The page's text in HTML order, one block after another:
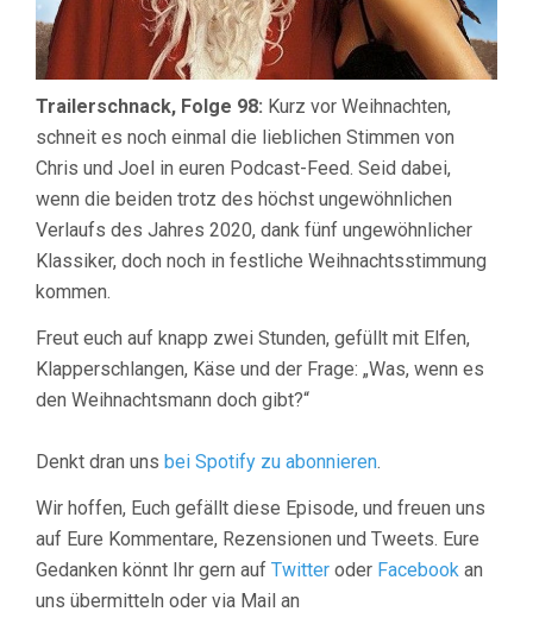
Trailerschnack, Folge 98: Kurz vor Weihnachten,
schneit es noch einmal die lieblichen Stimmen von
Chris und Joel in euren Podcast-Feed. Seid dabei,
wenn die beiden trotz des höchst ungewöhnlichen
Verlaufs des Jahres 2020, dank fünf ungewöhnlicher
Klassiker, doch noch in festliche Weihnachtsstimmung
kommen.
Freut euch auf knapp zwei Stunden, gefüllt mit Elfen,
Klapperschlangen, Käse und der Frage: „Was, wenn es
den Weihnachtsmann doch gibt?“
Denkt dran uns bei Spotify zu abonnieren.
Wir hoffen, Euch gefällt diese Episode, und freuen uns
auf Eure Kommentare, Rezensionen und Tweets. Eure
Gedanken könnt Ihr gern auf Twitter oder Facebook an
uns übermitteln oder via Mail an